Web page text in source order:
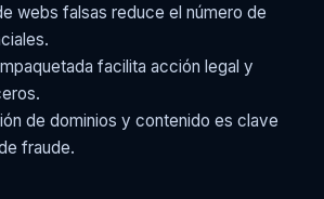
webs falsas reduce el número de
facilita acción legal y
de dominios y contenido es clave
fraude.